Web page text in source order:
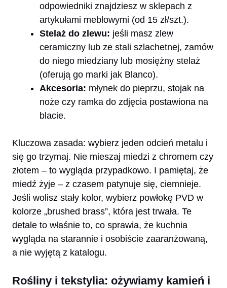
odpowiedniki znajdziesz w sklepach z
artykułami meblowymi (od 15 zł/szt.).
Stelaż do zlewu: jeśli masz zlew
ceramiczny lub ze stali szlachetnej, zamów
do niego miedziany lub mosiężny stelaż
(oferują go marki jak Blanco).
Akcesoria: młynek do pieprzu, stojak na
noże czy ramka do zdjęcia postawiona na
blacie.
Kluczowa zasada: wybierz jeden odcień metalu i
się go trzymaj. Nie mieszaj miedzi z chromem czy
złotem – to wygląda przypadkowo. I pamiętaj, że
miedź żyje – z czasem patynuje się, ciemnieje.
Jeśli wolisz stały kolor, wybierz powłokę PVD w
kolorze „brushed brass”, która jest trwała. Te
detale to właśnie to, co sprawia, że kuchnia
wygląda na starannie i osobiście zaaranżowaną,
a nie wyjętą z katalogu.
Rośliny i tekstylia: ożywiamy kamień i